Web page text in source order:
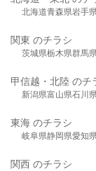
北海道青森県岩手
関東 のチラシ
茨城県栃木県群馬
甲信越・北陸 のチ
新潟県富山県石川
東海 のチラシ
岐阜県静岡県愛知
関西 のチラシ